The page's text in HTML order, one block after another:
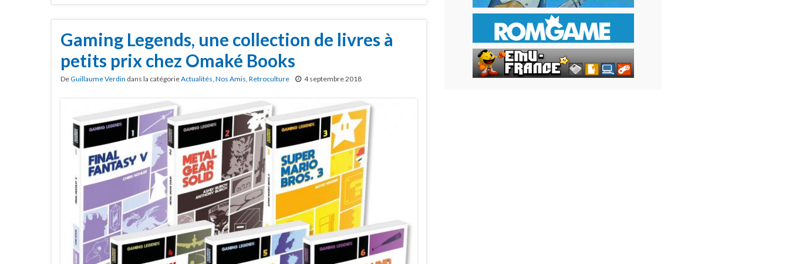
Gaming Legends, une collection de livres à
petits prix chez Omaké Books
DeGuillaume Verdin dans la catégorieActualités, Nos Amis, Retroculture 4 septembre 2018